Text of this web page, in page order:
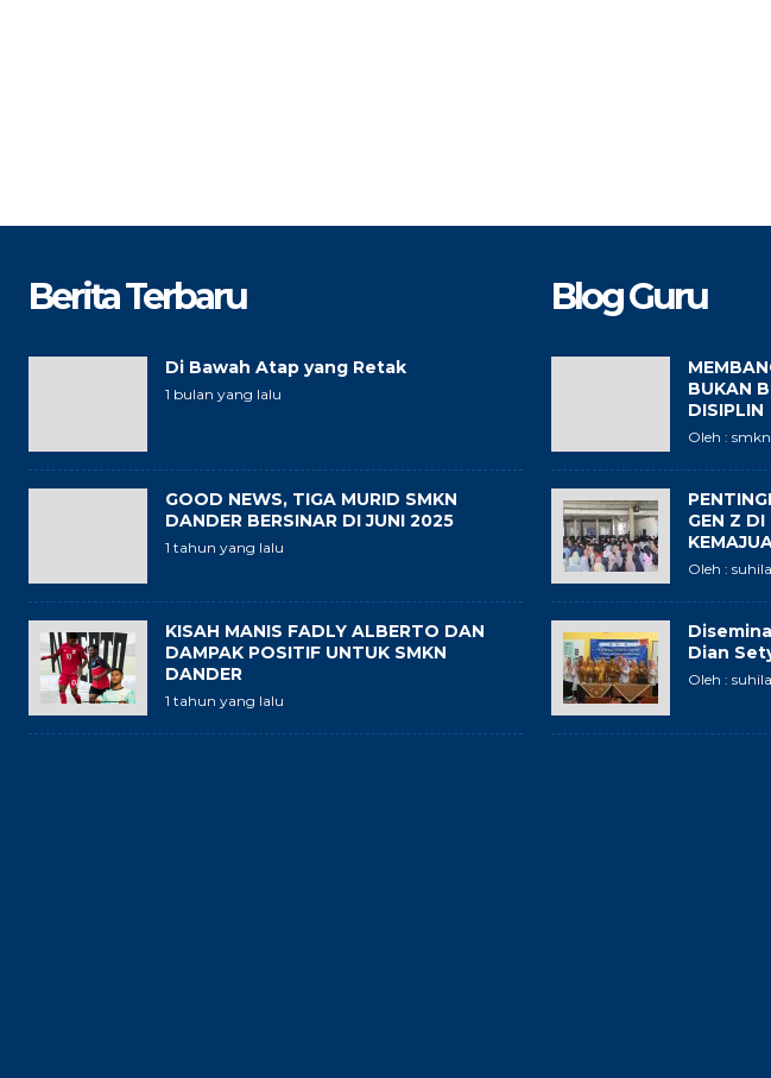
Berita Terbaru
Di Bawah Atap yang Retak
1 bulan yang lalu
GOOD NEWS, TIGA MURID SMKN
DANDER BERSINAR DI JUNI 2025
1 tahun yang lalu
KISAH MANIS FADLY ALBERTO DAN
DAMPAK POSITIF UNTUK SMKN
DANDER
1 tahun yang lalu
Blog Guru
BUKAN
DISIPLIN
Oleh :
GEN Z
Oleh :
Dian
Oleh :